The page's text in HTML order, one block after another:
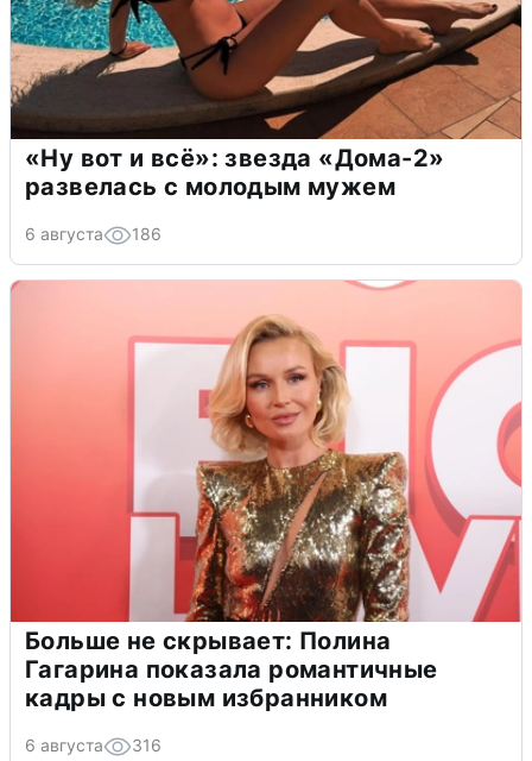
«Ну вот и всё»: звезда «Дома-2»
развелась с молодым мужем
6 августа 186
Больше не скрывает: Полина
Гагарина показала романтичные
кадры с новым избранником
6 августа 316